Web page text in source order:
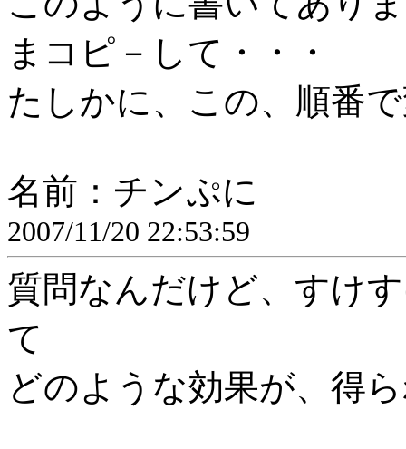
まコピ－して・・・
たしかに、この、順番
名前：チンぷに
2007/11/20 22:53:59
質問なんだけど、すけ
て
どのような効果が、得